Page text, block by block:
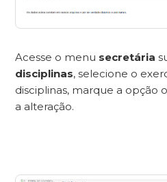
Acesse o menu secretária
disciplinas, selecione o
disciplinas, marque a opção
a alteração.